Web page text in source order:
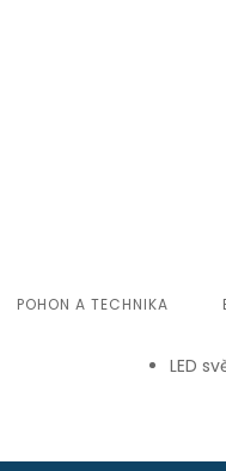
POHON A TECHNIKA
LED